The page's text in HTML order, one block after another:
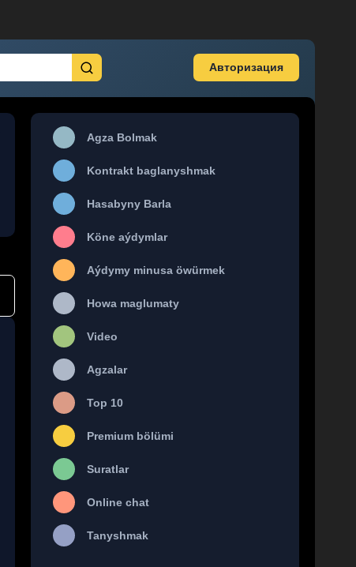
Авторизация
Agza Bolmak
Kontrakt baglanyshmak
Hasabyny Barla
Köne aýdymlar
Aýdymy minusa öwürmek
Howa maglumaty
Video
Agzalar
Top 10
Premium bölümi
Suratlar
Online chat
Tanyshmak